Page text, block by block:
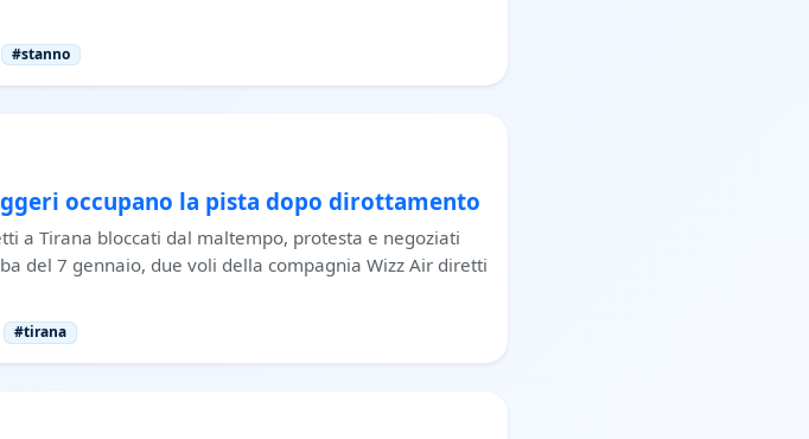
#stanno
occupano la pista dopo dirottamento
a Tirana bloccati dal maltempo, protesta e negoziati
del 7 gennaio, due voli della compagnia Wizz Air diretti
#tirana